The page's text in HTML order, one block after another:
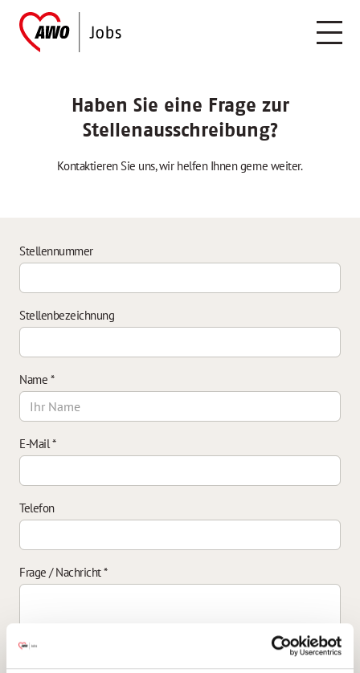
Haben Sie eine Frage zur
Stellenausschreibung?
Kontaktieren Sie uns, wir helfen Ihnen gerne weiter.
Stellennummer
Stellenbezeichnung
Name *
E-Mail*
Telefon
Frage / Nachricht*